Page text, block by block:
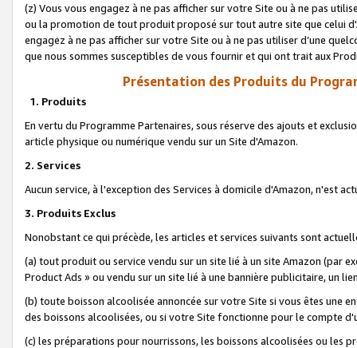
(z) Vous vous engagez à ne pas afficher sur votre Site ou à ne pas
ou la promotion de tout produit proposé sur tout autre site que celui
engagez à ne pas afficher sur votre Site ou à ne pas utiliser d’une
que nous sommes susceptibles de vous fournir et qui ont trait aux
Présentation des Produits du
1. Produits
En vertu du Programme Partenaires, sous réserve des ajouts et
article physique ou numérique vendu sur un Site d'Amazon.
2. Services
Aucun service, à l'exception des Services à domicile d'Amazon, n'est
3. Produits Exclus
Nonobstant ce qui précède, les articles et services suivants sont
(a) tout produit ou service vendu sur un site lié à un site Amazon (par
Product Ads » ou vendu sur un site lié à une bannière publicitaire, un
(b) toute boisson alcoolisée annoncée sur votre Site si vous êtes une
des boissons alcoolisées, ou si votre Site fonctionne pour le compte
(c) les préparations pour nourrissons, les boissons alcoolisées ou les